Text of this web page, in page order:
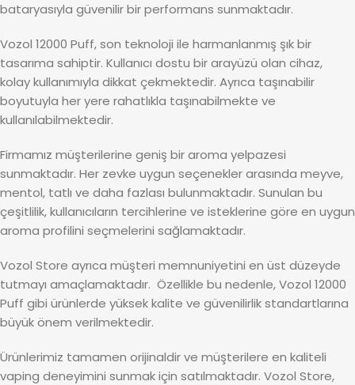
bataryasıyla güvenilir bir performans sunmaktadır.
Vozol 12000 Puff, son teknoloji ile harmanlanmış şık bir
tasarıma sahiptir. Kullanıcı dostu bir arayüzü olan cihaz,
kolay kullanımıyla dikkat çekmektedir. Ayrıca taşınabilir
boyutuyla her yere rahatlıkla taşınabilmekte ve
kullanılabilmektedir.
Firmamız müşterilerine geniş bir aroma yelpazesi
sunmaktadır. Her zevke uygun seçenekler arasında meyve,
mentol, tatlı ve daha fazlası bulunmaktadır. Sunulan bu
çeşitlilik, kullanıcıların tercihlerine ve isteklerine göre en uygun
aroma profilini seçmelerini sağlamaktadır.
Vozol Store ayrıca müşteri memnuniyetini en üst düzeyde
tutmayı amaçlamaktadır. Özellikle bu nedenle, Vozol 12000
Puff gibi ürünlerde yüksek kalite ve güvenilirlik standartlarına
büyük önem verilmektedir.
Ürünlerimiz tamamen orijinaldir ve müşterilere en kaliteli
vaping deneyimini sunmak için satılmaktadır. Vozol Store,